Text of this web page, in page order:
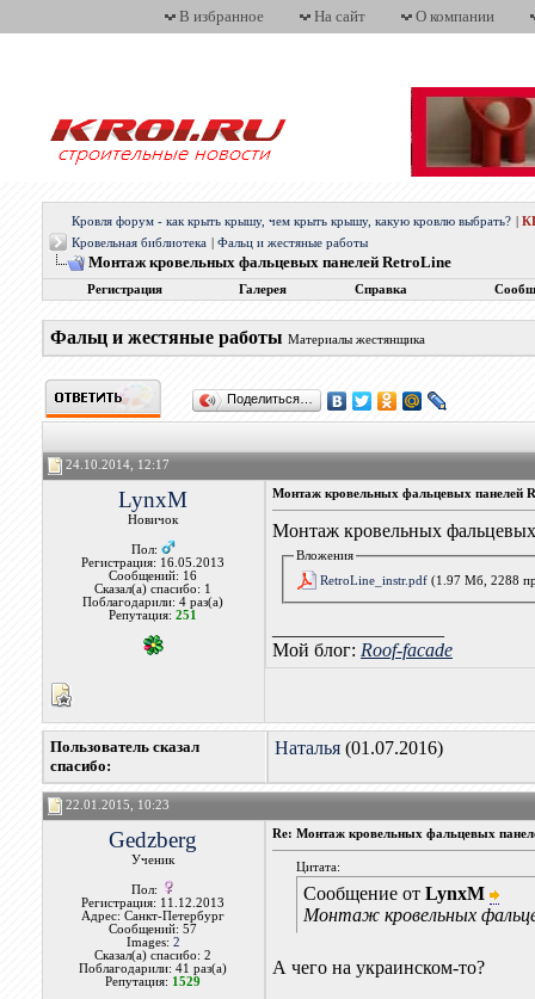
В избранное На сайт О компании
Кровля форум - как крыть крышу, чем крыть крышу, какую кровлю выбрать?
Кровельная библиотека
Фальц и жестяные работы
Монтаж кровельных фальцевых панелей RetroLine
Регистрация Галерея Справка
Фальц и жестяные работы Материалы жестянщика
Поделиться…
24.10.2014, 12:17
LynxM
Новичок
Пол:
Регистрация: 16.05.2013
Сообщений: 16
Сказал(а) спасибо: 1
Поблагодарили: 4 раз(а)
Репутация:251
Монтаж кровельных фальцевых панелей
Монтаж кровельных
Вложения
RetroLine_instr.pdf (1.97 Мб, 2288
Мой блог: Roof-facade
Пользователь сказал
cпасибо:
Наталья(01.07.2016)
22.01.2015, 10:23
Gedzberg
Ученик
Пол:
Регистрация: 11.12.2013
Адрес: Санкт-Петербург
Сообщений: 57
Images: 2
Сказал(а) спасибо: 2
Поблагодарили: 41 раз(а)
Репутация: 1529
Re: Монтаж кровельных фальцевых
Цитата:
Сообщение от LynxM
Монтаж кровельных
А чего на украинском-то?